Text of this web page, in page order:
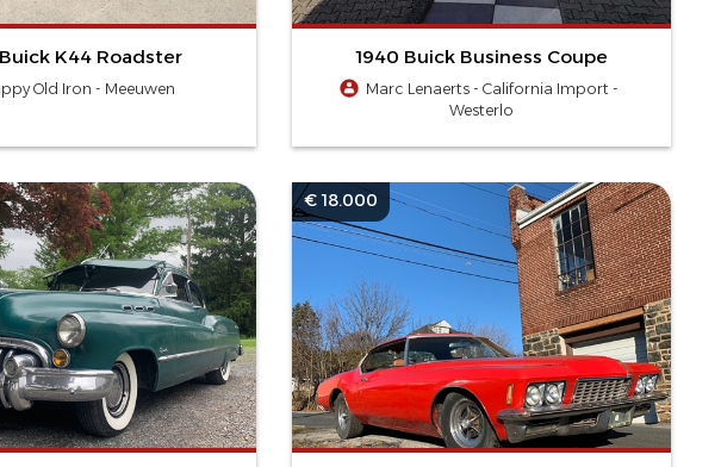
K44 Roadster
Old Iron - Meeuwen
1940 Buick Business Coupe
Marc Lenaerts - California Import -
Westerlo
€ 18.000